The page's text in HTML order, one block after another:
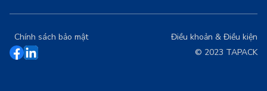
© 2023 TAPACK
Chính sách bảo mật Điều khoản & Điều kiện